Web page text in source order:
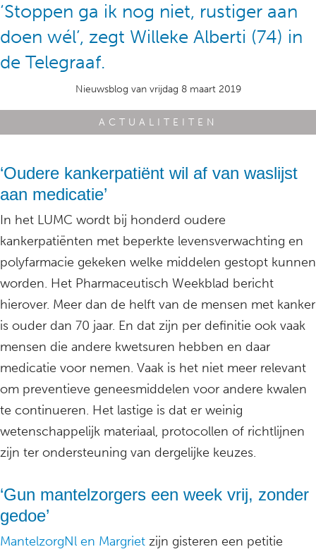
‘Stoppen ga ik nog niet, rustiger aan
doen wél’, zegt Willeke Alberti (74) in
de Telegraaf.
Nieuwsblog van vrijdag 8 maart 2019
ACTUALITEITEN
‘Oudere kankerpatiënt wil af van waslijst
aan medicatie’
In het LUMC wordt bij honderd oudere
kankerpatiënten met beperkte levensverwachting en
polyfarmacie gekeken welke middelen gestopt kunnen
worden. Het Pharmaceutisch Weekblad bericht
hierover. Meer dan de helft van de mensen met kanker
is ouder dan 70 jaar. En dat zijn per definitie ook vaak
mensen die andere kwetsuren hebben en daar
medicatie voor nemen. Vaak is het niet meer relevant
om preventieve geneesmiddelen voor andere kwalen
te continueren. Het lastige is dat er weinig
wetenschappelijk materiaal, protocollen of richtlijnen
zijn ter ondersteuning van dergelijke keuzes.
‘Gun mantelzorgers een week vrij, zonder
gedoe’
MantelzorgNl en Margriet zijn gisteren een petitie